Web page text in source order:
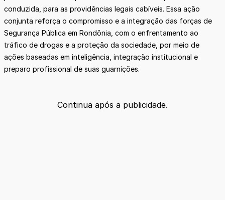
conduzida, para as providências legais cabíveis. Essa ação
conjunta reforça o compromisso e a integração das forças de
Segurança Pública em Rondônia, com o enfrentamento ao
tráfico de drogas e a proteção da sociedade, por meio de
ações baseadas em inteligência, integração institucional e
preparo profissional de suas guarnições.
Continua após a publicidade.